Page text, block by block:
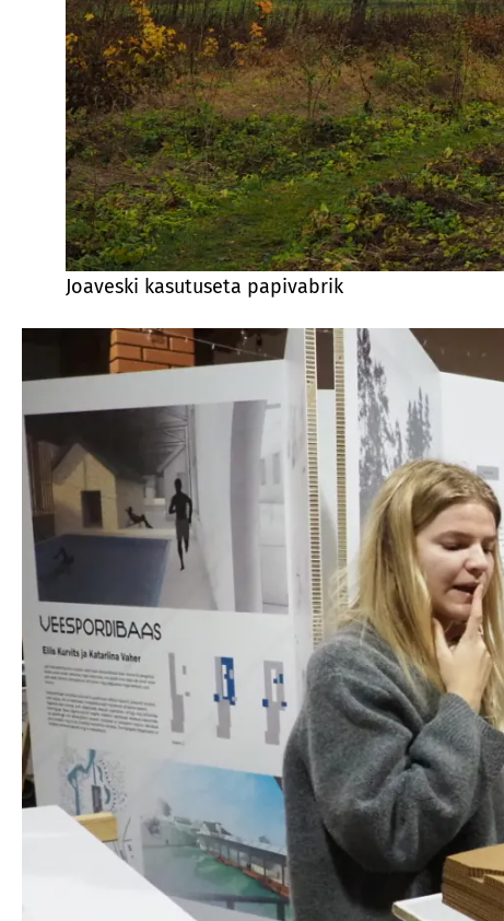
Joaveski kasutuseta papivabrik